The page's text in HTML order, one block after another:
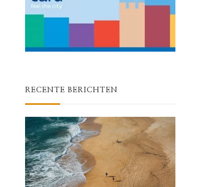
RECENTE BERICHTEN